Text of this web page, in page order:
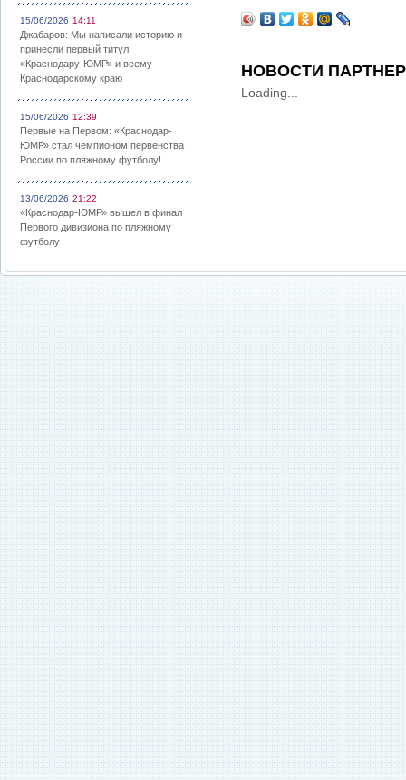
15/06/2026 14:11
Джабаров: Мы написали историю и
принесли первый титул
«Краснодару-ЮМР» и всему
Краснодарскому краю
15/06/2026 12:39
Первые на Первом: «Краснодар-
ЮМР» стал чемпионом первенства
России по пляжному футболу!
13/06/2026 21:22
«Краснодар-ЮМР» вышел в финал
Первого дивизиона по пляжному
футболу
НОВОСТИ
Loading...